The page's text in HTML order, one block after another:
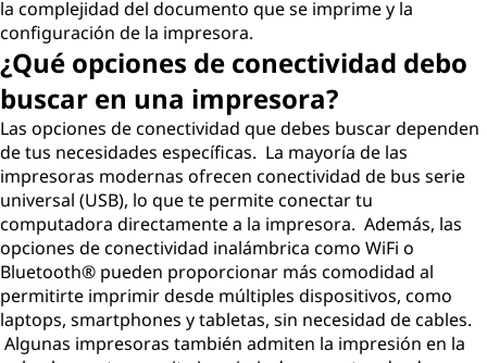
la complejidad del documento que se imprime y la
configuración de la impresora.
¿Qué opciones de conectividad debo
buscar en una impresora?
Las opciones de conectividad que debes buscar dependen
de tus necesidades específicas. La mayoría de las
impresoras modernas ofrecen conectividad de bus serie
universal (USB), lo que te permite conectar tu
computadora directamente a la impresora. Además, las
opciones de conectividad inalámbrica como WiFi o
Bluetooth® pueden proporcionar más comodidad al
permitirte imprimir desde múltiples dispositivos, como
laptops, smartphones y tabletas, sin necesidad de cables.
Algunas impresoras también admiten la impresión en la